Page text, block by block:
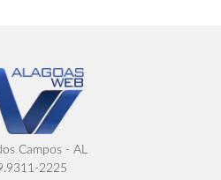
Campos - AL
2225